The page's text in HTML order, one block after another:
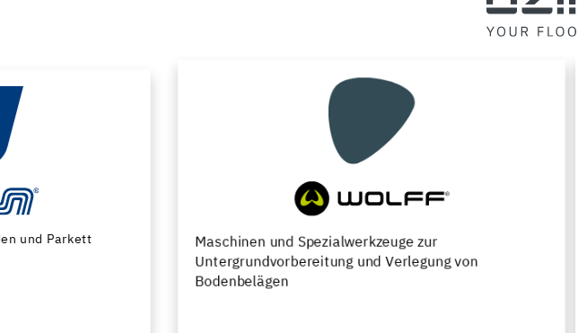
Maschinen und Spezialwerkzeuge zur
Untergrundvorbereitung und Verlegung von
Komplettsortiment für
Renovierung und